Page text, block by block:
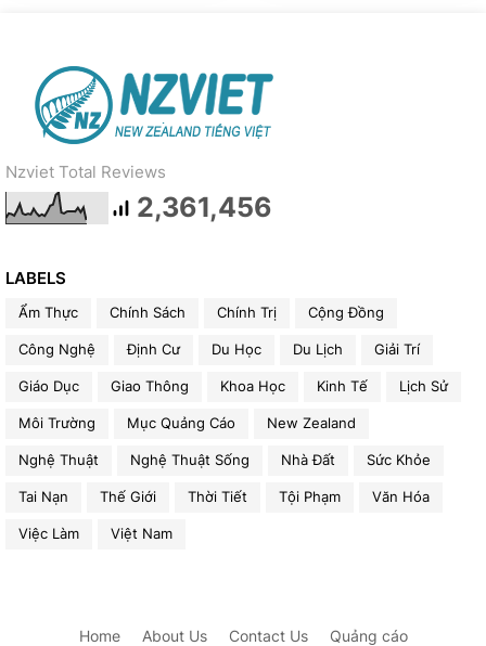
Nzviet Total Reviews
2,361,456
LABELS
Ẩm Thực Chính Sách Chính Trị Cộng Đồng
Công Nghệ Định Cư Du Học Du Lịch Giải Trí
Giáo Dục Giao Thông Khoa Học Kinh Tế Lịch Sử
Môi Trường Mục Quảng Cáo New Zealand
Nghệ Thuật Nghệ Thuật Sống Nhà Đất Sức Khỏe
Tai Nạn Thế Giới Thời Tiết Tội Phạm Văn Hóa
Việc Làm Việt Nam
Home About Us Contact Us Quảng cáo